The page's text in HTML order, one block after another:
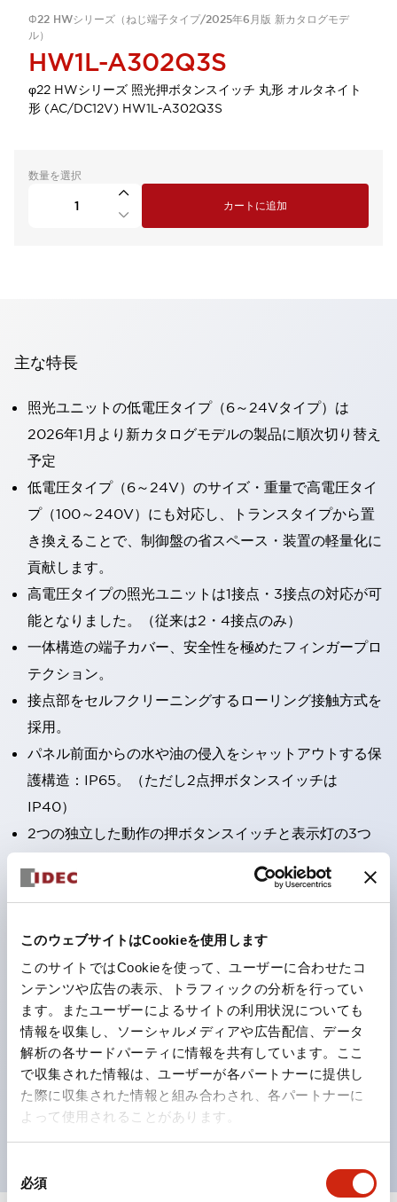
このウェブサイトはCookieを使用します
このサイトではCookieを使って、ユーザーに合わせたコ
ンテンツや広告の表示、トラフィックの分析を行ってい
ます。またユーザーによるサイトの利用状況についても
情報を収集し、ソーシャルメディアや広告配信、データ
解析の各サードパーティに情報を共有しています。ここ
で収集された情報は、ユーザーが各パートナーに提供し
た際に収集された情報と組み合わされ、各パートナーに
よって使用されることがあります。
必須
Φ22 HWシリーズ（ねじ端子タイプ/2025年6月版 新カタログモデ
ル）
HW1L-A302Q3S
φ22 HWシリーズ 照光押ボタンスイッチ 丸形 オルタネイト
形 (AC/DC12V) HW1L-A302Q3S
数量を選択
カートに追加
主な特長
照光ユニットの低電圧タイプ（6～24Vタイプ）は
2026年1月より新カタログモデルの製品に順次切り替え
予定
低電圧タイプ（6～24V）のサイズ・重量で高電圧タイ
プ（100～240V）にも対応し、トランスタイプから置
き換えることで、制御盤の省スペース・装置の軽量化に
貢献します。
高電圧タイプの照光ユニットは1接点・3接点の対応が可
能となりました。（従来は2・4接点のみ）
一体構造の端子カバー、安全性を極めたフィンガープロ
テクション。
接点部をセルフクリーニングするローリング接触方式を
採用。
パネル前面からの水や油の侵入をシャットアウトする保
護構造：IP65。（ただし2点押ボタンスイッチは
IP40）
2つの独立した動作の押ボタンスイッチと表示灯の3つ
チも完備。
1つで6色の役をこなすLED球（LSRD球）。これまで色
ごとに分かれていたLED球を、1色のLED球で各色を表
現できるようにしました。
カラーユニバーサルデザインに対応。表示灯（角平形）
の点灯/消灯の認識および、点灯時のランプ色の識別が
対応。
ISO 3864-4安全色に対応。危険時や緊急事態時の色表
現がより明確・鮮明で、より多くの方が識別可能に。